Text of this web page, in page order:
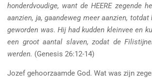
honderdvoudige, want de HEERE zegende
aanzien, ja, gaandeweg meer aanzien,
geworden was. Hij had kudden kleinvee en
een groot aantal slaven, zodat de
werden. (Genesis 26:12-14)
Jozef gehoorzaamde God. Wat was zijn